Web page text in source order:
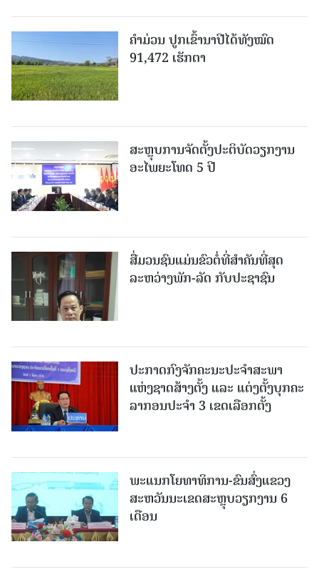
ຄໍາມ່ວນ ປູກເຂົ້ານາປີໄດ້ທັງໝົດ
91,472 ເຮັກຕາ
ສະຫຼຸບການຈັດຕັ້ງປະຕິບັດວຽກງານ
ອະໄພຍະໂທດ 5 ປີ
ສື່ມວນຊົນແມ່ນຂົວຕໍ່ທີ່ສໍາຄັນທີ່ສຸດ
ລະຫວ່າງພັກ-ລັດ ກັບປະຊາຊົນ
ປະກາດກົງຈັກຄະນະປະຈໍາສະພາ
ແຫ່ງຊາດສ້າງຕັ້ງ ແລະ ແຕ່ງຕັ້ງບຸກຄະ
ລາກອນປະຈໍາ 3 ເຂດເລືອກຕັ້ງ
ພະແນກໂຍທາທິການ-ຂົນສົ່ງແຂວງ
ສະຫວັນນະເຂດສະຫຼຸບວຽກງານ 6
ເດືອນ